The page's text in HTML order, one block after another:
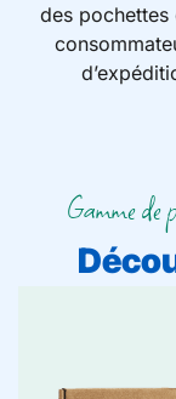
des pochettes
Gamme de